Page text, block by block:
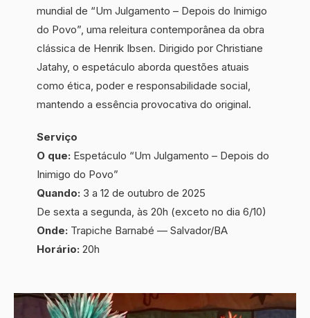
mundial de “Um Julgamento – Depois do Inimigo
do Povo”, uma releitura contemporânea da obra
clássica de Henrik Ibsen. Dirigido por Christiane
Jatahy, o espetáculo aborda questões atuais
como ética, poder e responsabilidade social,
mantendo a essência provocativa do original.
Serviço
O que: Espetáculo “Um Julgamento – Depois do
Inimigo do Povo”
Quando: 3 a 12 de outubro de 2025
De sexta a segunda, às 20h (exceto no dia 6/10)
Onde: Trapiche Barnabé — Salvador/BA
Horário: 20h